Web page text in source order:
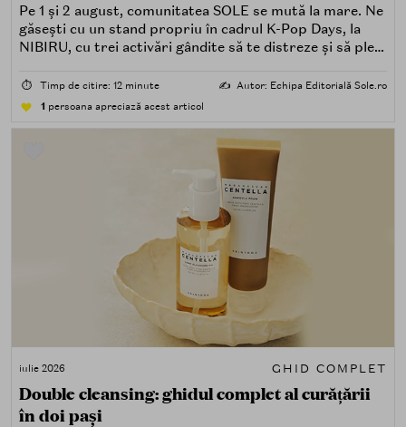
Pe 1 și 2 august, comunitatea SOLE se mută la mare. Ne
găsești cu un stand propriu în cadrul K-Pop Days, la
NIBIRU, cu trei activări gândite să te distreze și să pleci
⏱️ Timp de citire: 12 minute ✍️ Autor: Echipa Editorială Sole.ro
1 persoana apreciază acest articol
iulie 2026 GHID COMPLET
Double cleansing: ghidul complet al curățării
în doi pași